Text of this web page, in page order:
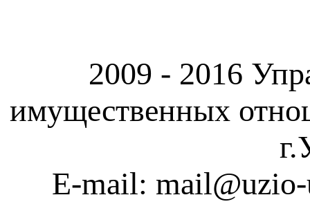
2009 - 2016
имущественных
E-mail: